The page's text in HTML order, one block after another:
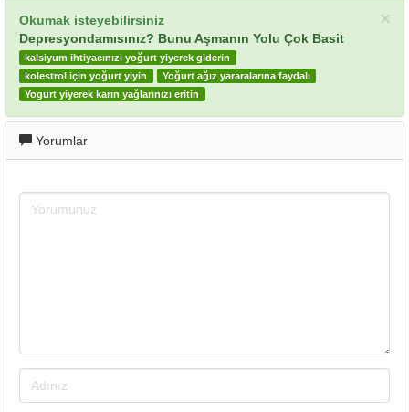
×
Okumak isteyebilirsiniz
Depresyondamısınız? Bunu Aşmanın Yolu Çok Basit
kalsiyum ihtiyacınızı yoğurt yiyerek giderin
kolestrol için yoğurt yiyin
Yoğurt ağız yararalarına faydalı
Yogurt yiyerek karın yağlarınızı eritin
Yorumlar